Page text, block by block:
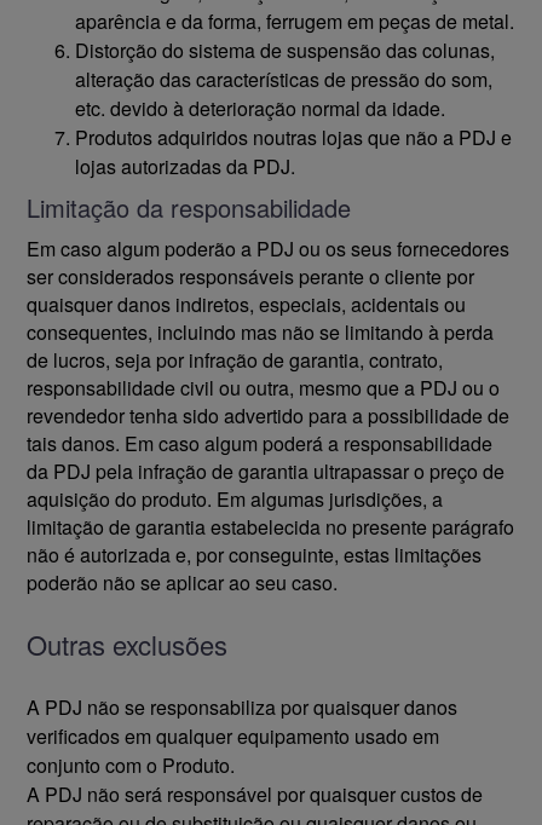
aparência e da forma, ferrugem em peças de metal.
Distorção do sistema de suspensão das colunas,
alteração das características de pressão do som,
etc. devido à deterioração normal da idade.
Produtos adquiridos noutras lojas que não a PDJ e
lojas autorizadas da PDJ.
Limitação da responsabilidade
Em caso algum poderão a PDJ ou os seus fornecedores
ser considerados responsáveis perante o cliente por
quaisquer danos indiretos, especiais, acidentais ou
consequentes, incluindo mas não se limitando à perda
de lucros, seja por infração de garantia, contrato,
responsabilidade civil ou outra, mesmo que a PDJ ou o
revendedor tenha sido advertido para a possibilidade de
tais danos. Em caso algum poderá a responsabilidade
da PDJ pela infração de garantia ultrapassar o preço de
aquisição do produto. Em algumas jurisdições, a
limitação de garantia estabelecida no presente parágrafo
não é autorizada e, por conseguinte, estas limitações
poderão não se aplicar ao seu caso.
Outras exclusões
A PDJ não se responsabiliza por quaisquer danos
verificados em qualquer equipamento usado em
conjunto com o Produto.
A PDJ não será responsável por quaisquer custos de